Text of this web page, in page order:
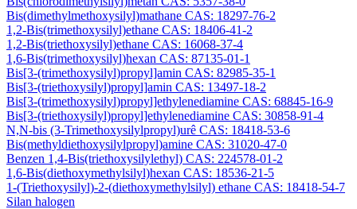
Bis(dimethylmethoxysilyl)mathane CAS: 18297-76-2
1,2-Bis(trimethoxysilyl)ethane CAS: 18406-41-2
1,2-Bis(triethoxysilyl)ethane CAS: 16068-37-4
1,6-Bis(trimethoxysilyl)hexan CAS: 87135-01-1
Bis[3-(trimethoxysilyl)propyl]amin CAS: 82985-35-1
Bis[3-(triethoxysilyl)propyl]amin CAS: 13497-18-2
Bis[3-(trimethoxysilyl)propyl]ethylenediamine CAS: 68845-16-9
Bis[3-(triethoxysilyl)propyl]ethylenediamine CAS: 30858-91-4
N,N-bis (3-Trimethoxysilylpropyl)urê CAS: 18418-53-6
Bis(methyldiethoxysilylpropyl)amine CAS: 31020-47-0
Benzen 1,4-Bis(triethoxysilylethyl) CAS: 224578-01-2
1,6-Bis(diethoxymethylsilyl)hexan CAS: 18536-21-5
1-(Triethoxysilyl)-2-(diethoxymethylsilyl) ethane CAS: 18418-54-7
Silan halogen